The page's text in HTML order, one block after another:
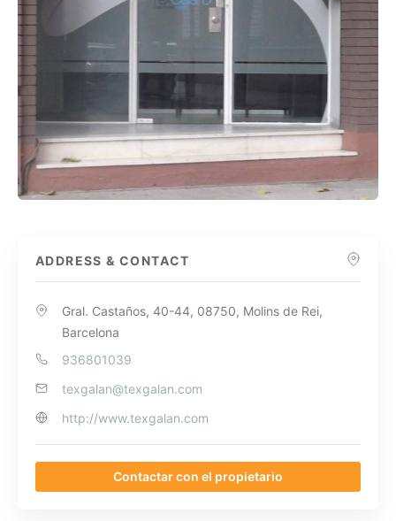
ADDRESS & CONTACT
Gral. Castaños, 40-44, 08750, Molins de Rei,
Barcelona
936801039
texgalan@texgalan.com
http://www.texgalan.com
Contactar con el propietario